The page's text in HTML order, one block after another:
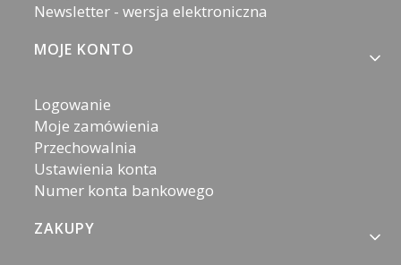
Newsletter - wersja elektroniczna
MOJE KONTO
Logowanie
Moje zamówienia
Przechowalnia
Ustawienia konta
Numer konta bankowego
ZAKUPY